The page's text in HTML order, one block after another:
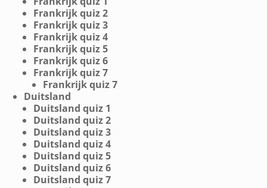
Frankrijk quiz 2
Frankrijk quiz 3
Frankrijk quiz 4
Frankrijk quiz 5
Frankrijk quiz 6
Frankrijk quiz 7
Frankrijk quiz 7
Duitsland
Duitsland quiz 1
Duitsland quiz 2
Duitsland quiz 3
Duitsland quiz 4
Duitsland quiz 5
Duitsland quiz 6
Duitsland quiz 7